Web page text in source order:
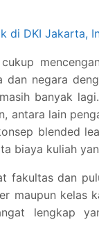
di DKI Jakarta,
dan negara
banyak
antara lain
blended
biaya kuliah
fakultas dan
maupun kelas
lengkap